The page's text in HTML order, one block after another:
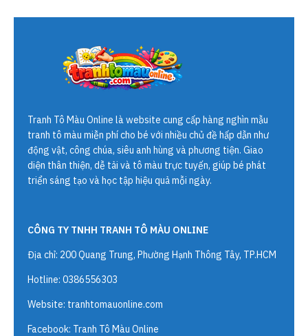
Tranh Tô Màu Online là website cung cấp hàng nghìn mẫu
tranh tô màu miễn phí cho bé với nhiều chủ đề hấp dẫn như
động vật, công chúa, siêu anh hùng và phương tiện. Giao
diện thân thiện, dễ tải và tô màu trực tuyến, giúp bé phát
triển sáng tạo và học tập hiệu quả mỗi ngày.
CÔNG TY TNHH TRANH TÔ MÀU ONLINE
Địa chỉ: 200 Quang Trung, Phường Hạnh Thông Tây, TP.HCM
Hotline: 0386556303
Website: tranhtomauonline.com
Facebook: Tranh Tô Màu Online